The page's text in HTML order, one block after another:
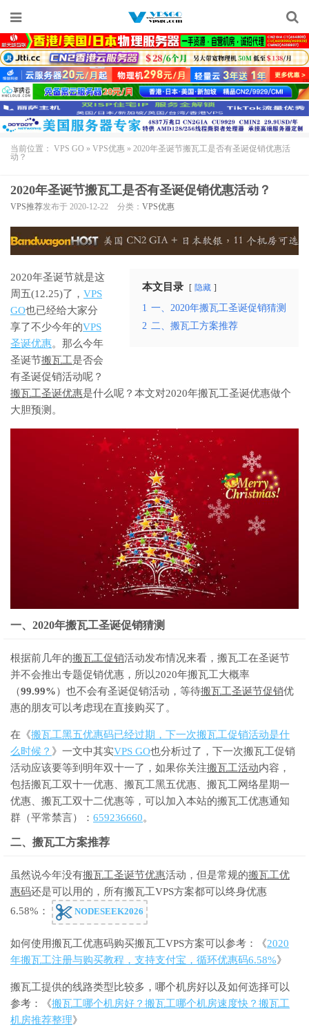
当前位置： VPS GO » VPS优惠 » 2020年圣诞节搬瓦工是否有圣诞促销优惠活
动？
2020年圣诞节搬瓦工是否有圣诞促销优惠活动？
VPS推荐发布于 2020-12-22 分类： VPS优惠
本文目录 隐藏
1 一、2020年搬瓦工圣诞促销猜测
2 二、搬瓦工方案推荐
2020年圣诞节就是这
周五(12.25)了， VPS
GO也已经给大家分
享了不少今年的VPS
圣诞优惠。那么今年
圣诞节搬瓦工是否会
有圣诞促销活动呢？
搬瓦工圣诞优惠是什么呢？本文对2020年搬瓦工圣诞优惠做个
大胆预测。
一、2020年搬瓦工圣诞促销猜测
根据前几年的搬瓦工促销活动发布情况来看，搬瓦工在圣诞节
并不会推出专题促销优惠，所以2020年搬瓦工大概率
（99.99%）也不会有圣诞促销活动，等待搬瓦工圣诞节促销优
惠的朋友可以考虑现在直接购买了。
在《搬瓦工黑五优惠码已经过期，下一次搬瓦工促销活动是什
么时候？ 》一文中其实VPS GO也分析过了，下一次搬瓦工促销
活动应该要等到明年双十一了，如果你关注搬瓦工活动内容，
包括搬瓦工双十一优惠、搬瓦工黑五优惠、搬瓦工网络星期一
优惠、搬瓦工双十二优惠等，可以加入本站的搬瓦工优惠通知
群（平常禁言）： 659236660。
二、搬瓦工方案推荐
虽然说今年没有搬瓦工圣诞节优惠活动，但是常规的搬瓦工优
惠码还是可以用的，所有搬瓦工VPS方案都可以终身优惠
6.58%：
NODESEEK2026
如何使用搬瓦工优惠码购买搬瓦工VPS方案可以参考：《2020
年搬瓦工注册与购买教程，支持支付宝，循环优惠码6.58%》
搬瓦工提供的线路类型比较多，哪个机房好以及如何选择可以
参考：《搬瓦工哪个机房好？搬瓦工哪个机房速度快？搬瓦工
机房推荐整理》